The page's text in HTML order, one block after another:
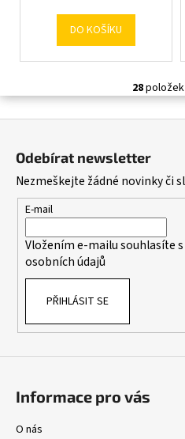
DO KOŠÍKU
a
c
r
ý
p
28položek
Odebírat newsletter
Nezmeškejte žádné novinky či
E-mail
Vložením e-mailu souhlasíte s
osobních údajů
PŘIHLÁSIT SE
Informace pro vás
O nás